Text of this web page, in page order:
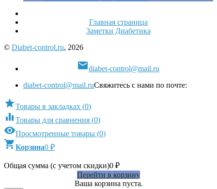
Главная страница
Заметки Диабетика
© Diabet-control.ru, 2026
diabet-control@mail.ru
diabet-control@mail.ruСвяжитесь с нами по почте:
Товары в закладках (0)
 Товары для сравнения (0)
Просмотренные товары (0)
Корзина0 ₽
Общая сумма (с учетом скидки)0 ₽
Перейти в корзину
Ваша корзина пуста.